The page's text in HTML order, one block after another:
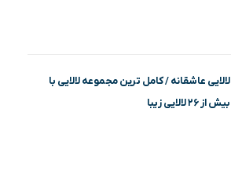
لالایی عاشقانه / کامل ترین مجموعه لالایی با
بیش از ۲۶ لالایی زیبا